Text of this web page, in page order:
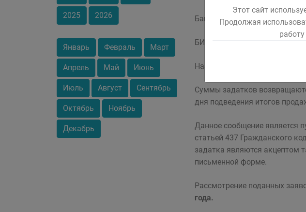
2025 2026
Январь Февраль Март
Апрель Май Июнь
Июль Август Сентябрь
Октябрь Ноябрь
Декабрь
Банк получателя: Отделение
БИК 043207001 р/сч
Назначение платежа «Задаток
Суммы задатков
дня подведения итогов
Данное сообщение является
статьей 437 Гражданского
задатка являются акцептом
письменной форме.
Рассмотрение поданных
года.
Этот сайт
Продолжая